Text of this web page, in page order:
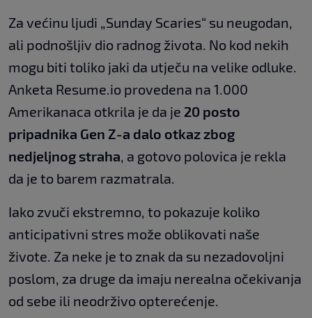
Za većinu ljudi „Sunday Scaries“ su neugodan,
ali podnošljiv dio radnog života. No kod nekih
mogu biti toliko jaki da utječu na velike odluke.
Anketa Resume.io provedena na 1.000
Amerikanaca otkrila je da je 20 posto
pripadnika Gen Z-a dalo otkaz zbog
nedjeljnog straha , a gotovo polovica je rekla
da je to barem razmatrala.
Iako zvuči ekstremno, to pokazuje koliko
anticipativni stres može oblikovati naše
živote. Za neke je to znak da su nezadovoljni
poslom, za druge da imaju nerealna očekivanja
od sebe ili neodrživo opterećenje.